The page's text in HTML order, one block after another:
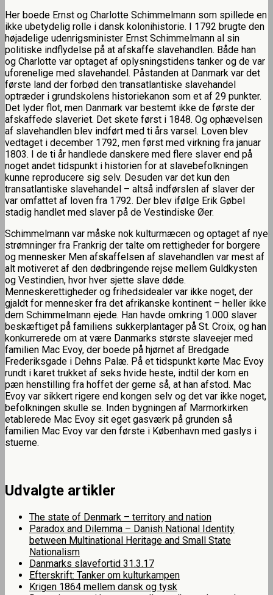
Her boede Ernst og Charlotte Schimmelmann som spillede en
ikke ubetydelig rolle i dansk kolonihistorie. I 1792 brugte den
højadelige udenrigsminister Ernst Schimmelmann al sin
politiske indflydelse på at afskaffe slavehandlen. Både han
og Charlotte var optaget af oplysningstidens tanker og de var
uforenelige med slavehandel. Påstanden at Danmark var det
første land der forbød den transatlantiske slavehandel
optræder i grundskolens historiekanon som et af 29 punkter.
Det lyder flot, men Danmark var bestemt ikke de første der
afskaffede slaveriet. Det skete først i 1848. Og ophævelsen
af slavehandlen blev indført med ti års varsel. Loven blev
vedtaget i december 1792, men først med virkning fra januar
1803. I de ti år handlede danskere med flere slaver end på
noget andet tidspunkt i historien for at slavebefolkningen
kunne reproducere sig selv. Desuden var det kun den
transatlantiske slavehandel – altså indførslen af slaver der
var omfattet af loven fra 1792. Der blev ifølge Erik Gøbel
stadig handlet med slaver på de Vestindiske Øer.
Schimmelmann var måske nok kulturmæcen og optaget af nye
strømninger fra Frankrig der talte om rettigheder for borgere
og mennesker Men afskaffelsen af slavehandlen var mest af
alt motiveret af den dødbringende rejse mellem Guldkysten
og Vestindien, hvor hver sjette slave døde.
Menneskerettigheder og frihedsidealer var ikke noget, der
gjaldt for mennesker fra det afrikanske kontinent – heller ikke
dem Schimmelmann ejede. Han havde omkring 1.000 slaver
beskæftiget på familiens sukkerplantager på St. Croix, og han
konkurrerede om at være Danmarks største slaveejer med
familien Mac Evoy, der boede på hjørnet af Bredgade
Frederiksgade i Dehns Palæ. På et tidspunkt kørte Mac Evoy
rundt i karet trukket af seks hvide heste, indtil der kom en
pæn henstilling fra hoffet der gerne så, at han afstod. Mac
Evoy var sikkert rigere end kongen selv og det var ikke noget,
befolkningen skulle se. Inden bygningen af Marmorkirken
etablerede Mac Evoy sit eget gasværk på grunden så
familien Mac Evoy var den første i København med gaslys i
stuerne.
Udvalgte artikler
The state of Denmark – territory and nation
Paradox and Dilemma – Danish National Identity
between Multinational Heritage and Small State
Nationalism
Danmarks slavefortid 31.3.17
Efterskrift: Tanker om kulturkampen
Krigen 1864 mellem dansk og tysk